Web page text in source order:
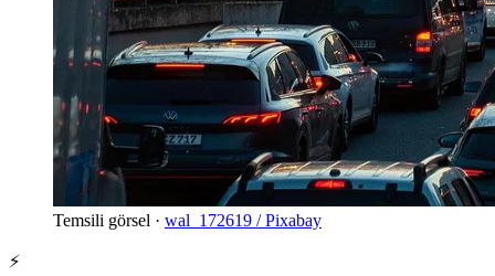
Temsili görsel · wal_172619 / Pixabay
⚡